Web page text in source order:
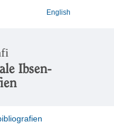
English
Ibsen-